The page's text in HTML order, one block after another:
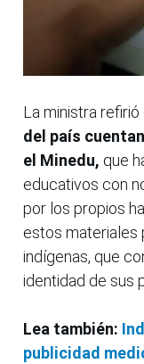
La ministra refirió
del país
el Minedu, que
educativos con
por los propios
estos materiales
indígenas, que
identidad de sus
Lea también:
publicidad